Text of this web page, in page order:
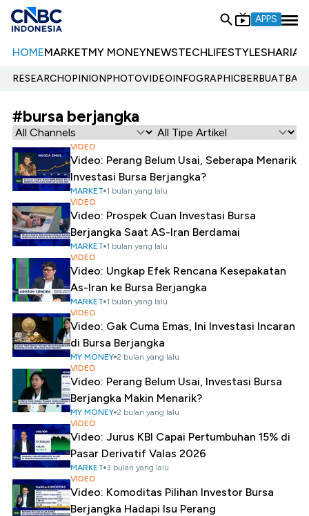
APPS
HOMEMARKETMY MONEYNEWSTECHLIFESTYLESHARIA
RESEARCHOPINIONPHOTOVIDEOINFOGRAPHIC
#bursa berjangka
VIDEO
Video: Perang Belum Usai, Seberapa Menarik
Investasi Bursa Berjangka?
MARKET 1 bulan yang lalu
VIDEO
Video: Prospek Cuan Investasi Bursa
Berjangka Saat AS-Iran Berdamai
MARKET 1 bulan yang lalu
VIDEO
Video: Ungkap Efek Rencana Kesepakatan
As-Iran ke Bursa Berjangka
MARKET 1 bulan yang lalu
VIDEO
Video: Gak Cuma Emas, Ini Investasi Incaran
di Bursa Berjangka
MY MONEY 2 bulan yang lalu
VIDEO
Video: Perang Belum Usai, Investasi Bursa
Berjangka Makin Menarik?
MY MONEY 2 bulan yang lalu
VIDEO
Video: Jurus KBI Capai Pertumbuhan 15% di
Pasar Derivatif Valas 2026
MARKET 3 bulan yang lalu
VIDEO
Video: Komoditas Pilihan Investor Bursa
Berjangka Hadapi Isu Perang